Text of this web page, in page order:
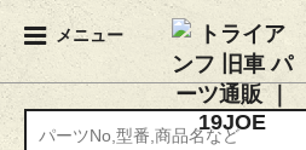
メニュー